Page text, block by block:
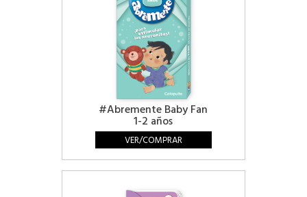
#Abremente Baby Fan
1-2 años
VER/COMPRAR